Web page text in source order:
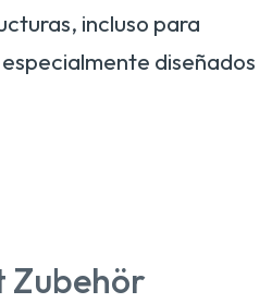
incluso para
diseñados
Zubehör